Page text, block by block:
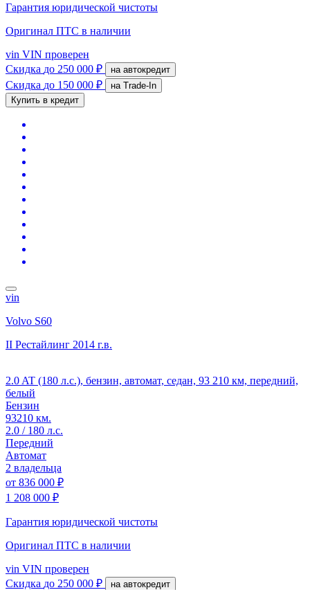
Гарантия юридической чистоты
Оригинал ПТС в наличии
vin VIN проверен
Скидка до 250 000 ₽ на автокредит
Скидка до 150 000 ₽
на Trade-In
Купить в кредит
vin
Volvo S60
II Рестайлинг 2014 г.в.
2.0 AT (180 л.с.), бензин, автомат, седан, 93 210 км, передний,
белый
Бензин
93210 км.
2.0 / 180 л.с.
Передний
Автомат
2 владельца
от 836 000 ₽
1 208 000 ₽
Гарантия юридической чистоты
Оригинал ПТС в наличии
vin VIN проверен
Скидка до 250 000 ₽ на автокредит